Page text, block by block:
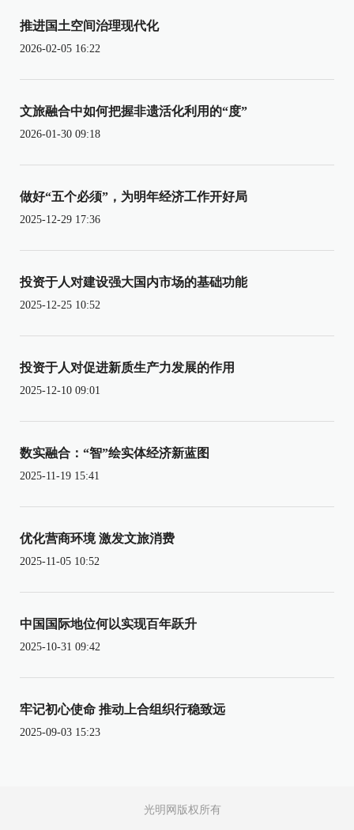
推进国土空间治理现代化
2026-02-05 16:22
文旅融合中如何把握非遗活化利用的“度”
2026-01-30 09:18
做好“五个必须”，为明年经济工作开好局
2025-12-29 17:36
投资于人对建设强大国内市场的基础功能
2025-12-25 10:52
投资于人对促进新质生产力发展的作用
2025-12-10 09:01
数实融合：“智”绘实体经济新蓝图
2025-11-19 15:41
优化营商环境 激发文旅消费
2025-11-05 10:52
中国国际地位何以实现百年跃升
2025-10-31 09:42
牢记初心使命 推动上合组织行稳致远
2025-09-03 15:23
光明网版权所有